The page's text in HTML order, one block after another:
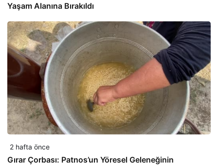
Yaşam Alanına Bırakıldı
2 hafta önce
Gırar Çorbası: Patnos’un Yöresel Geleneğinin